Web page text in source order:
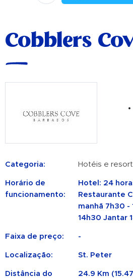
Cobblers
Categoria: Hotéis e
Horário de
funcionamento:
Hotel: 24
Restaurante
manhã 7h30 -
14h30 Jantar
Faixa de preço: -
Localização: St. Peter
Distância do
24.9 Km